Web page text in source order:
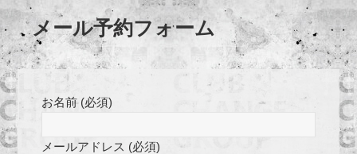
メール予約フォーム
お名前 (必須)
メールアドレス (必須)